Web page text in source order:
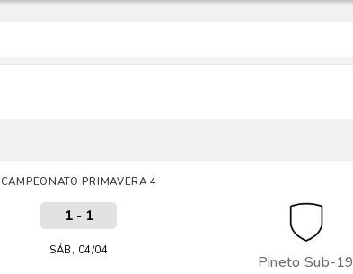
CAMPEONATO PRIMAVERA 4
Pineto Sub-19
1- 1
SÁB, 04/04